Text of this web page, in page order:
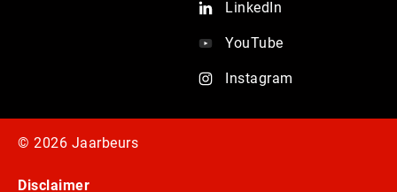
LinkedIn
YouTube
Instagram
© 2026 Jaarbeurs
Disclaimer